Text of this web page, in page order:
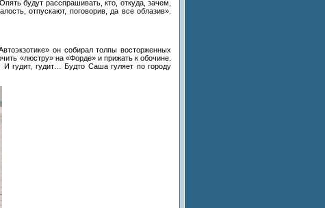
будут расспрашивать, кто, откуда, зачем,
отпускают, поговорив, да все облазив»
» он собирал толпы восторженных
«люстру»на «Форде»и прижать к обочине.
И гудит, гудит… Будто Саша гуляет по городу